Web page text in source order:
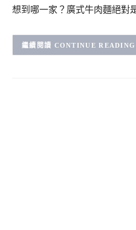
想到哪一家？廣式牛肉麵絕對
CONTINUE READING